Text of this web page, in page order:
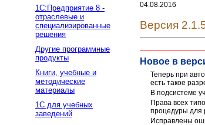
1C:Предприятие 8 -
отраслевые и
специализированные
решения
Другие программные
продукты
Книги, учебные и
методические
материалы
1С для учебных
заведений
04.08.2016
Версия
Новое в
Теперь при
есть такое
В подсистеме
Права всех
процедуры для
Исправлены